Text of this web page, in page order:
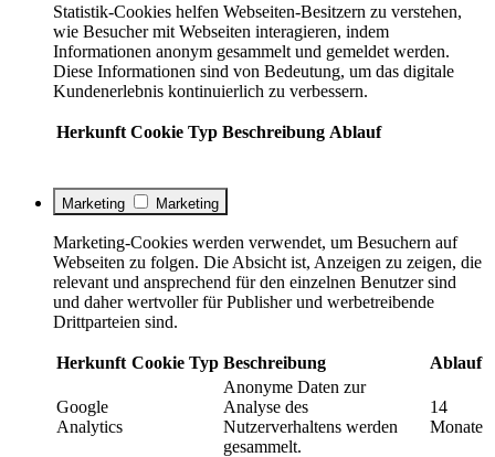
Statistik-Cookies helfen Webseiten-Besitzern zu verstehen,
wie Besucher mit Webseiten interagieren, indem
Informationen anonym gesammelt und gemeldet werden.
Diese Informationen sind von Bedeutung, um das digitale
Kundenerlebnis kontinuierlich zu verbessern.
Herkunft Cookie Typ Beschreibung Ablauf
Marketing Marketing
Marketing-Cookies werden verwendet, um Besuchern auf
Webseiten zu folgen. Die Absicht ist, Anzeigen zu zeigen, die
relevant und ansprechend für den einzelnen Benutzer sind
und daher wertvoller für Publisher und werbetreibende
Drittparteien sind.
Herkunft Cookie Typ Beschreibung Ablauf
Google
Analytics
Anonyme Daten zur
Analyse des
Nutzerverhaltens werden
gesammelt.
14
Monate